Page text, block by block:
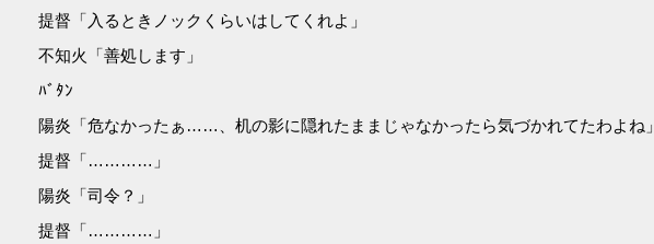
提督「入るときノックくらいはしてくれよ」
不知火「善処します」
ﾊﾞﾀﾝ
陽炎「危なかったぁ……、机の影に隠れたままじゃなかったら気づかれてたわよね」
提督「…………」
陽炎「司令？」
提督「…………」